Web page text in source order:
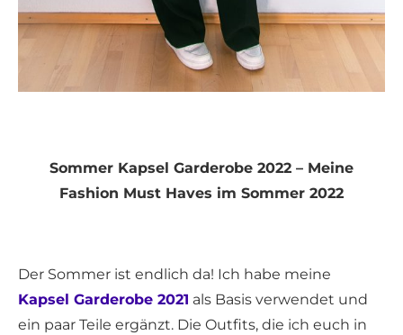
Sommer Kapsel Garderobe 2022 – Meine
Fashion Must Haves im Sommer 2022
Der Sommer ist endlich da! Ich habe meine
Kapsel Garderobe 2021 als Basis verwendet und
ein paar Teile ergänzt. Die Outfits, die ich euch in